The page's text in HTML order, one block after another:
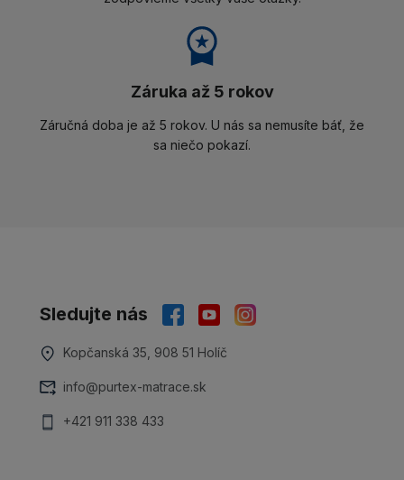
Záruka až 5 rokov
Záručná doba je až 5 rokov. U nás sa nemusíte báť, že
sa niečo pokazí.
Sledujte nás
Kopčanská 35, 908 51 Holíč
info@purtex-matrace.sk
+421 911 338 433